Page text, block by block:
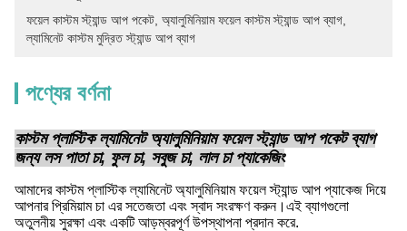
ফয়েল কাস্টম স্ট্যান্ড আপ পকেট অ্যালুমিনিয়াম ফয়েল কাস্টম স্ট্যান্ড আপ ব্যাগ
ল্যামিনেট কাস্টম মুদ্রিত স্ট্যান্ড আপ ব্যাগ
পণ্যের বর্ণনা
কাস্টম প্লাস্টিক ল্যামিনেট অ্যালুমিনিয়াম ফয়েল স্ট্যান্ড আপ পকেট ব্যাগ
জন্য লস পাতা চা, ফুল চা, সবুজ চা, লাল চা প্যাকেজিং
আমাদের কাস্টম প্লাস্টিক ল্যামিনেট অ্যালুমিনিয়াম ফয়েল স্ট্যান্ড আপ প্যাকেজ দিয়ে
আপনার প্রিমিয়াম চা এর সতেজতা এবং স্বাদ সংরক্ষণ করুন।এই ব্যাগগুলো
অতুলনীয় সুরক্ষা এবং একটি আড়ম্বরপূর্ণ উপস্থাপনা প্রদান করে.